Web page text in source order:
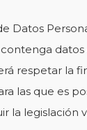
Datos
respetar la
las que es
la legislación